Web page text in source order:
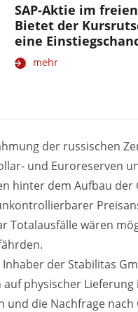
SAP-Aktie im
Bietet der
eine
mehr
der russischen
und Euroreserven
hinter dem Aufbau
Totalausfälle wären
der Stabilitas
physischer
und die Nachfrage